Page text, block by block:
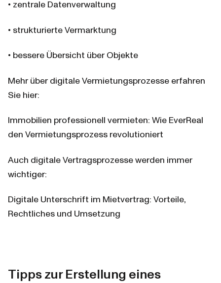
• zentrale Datenverwaltung
• strukturierte Vermarktung
• bessere Übersicht über Objekte
Mehr über digitale Vermietungsprozesse erfahren
Sie hier:
Immobilien professionell vermieten: Wie EverReal
den Vermietungsprozess revolutioniert
Auch digitale Vertragsprozesse werden immer
wichtiger:
Digitale Unterschrift im Mietvertrag: Vorteile,
Rechtliches und Umsetzung
Tipps zur Erstellung eines